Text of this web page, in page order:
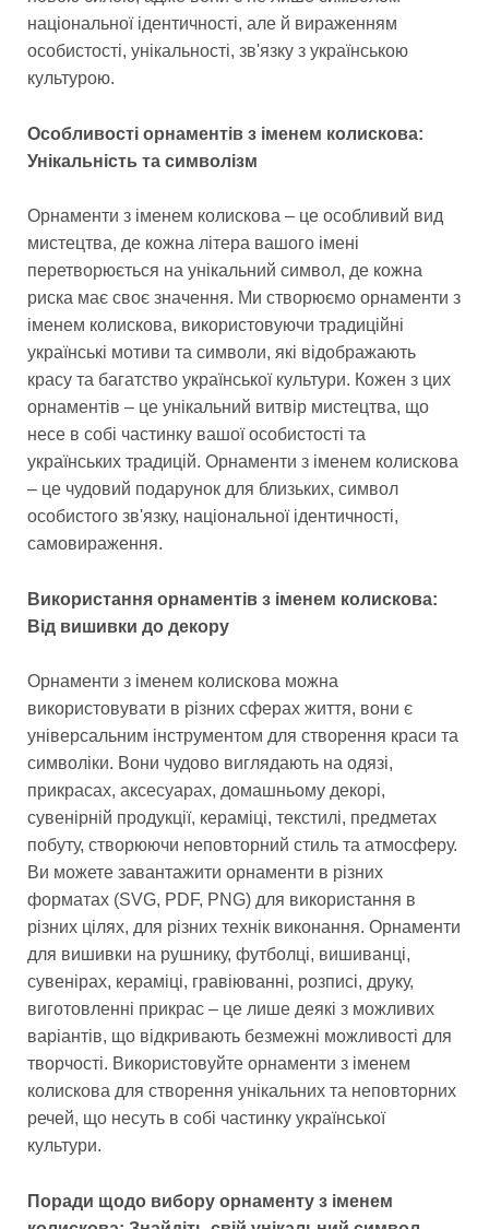
національної ідентичності, але й вираженням
особистості, унікальності, зв'язку з українською
культурою.
Особливості орнаментів з іменем колискова:
Унікальність та символізм
Орнаменти з іменем колискова – це особливий вид
мистецтва, де кожна літера вашого імені
перетворюється на унікальний символ, де кожна
риска має своє значення. Ми створюємо орнаменти з
іменем колискова, використовуючи традиційні
українські мотиви та символи, які відображають
красу та багатство української культури. Кожен з цих
орнаментів – це унікальний витвір мистецтва, що
несе в собі частинку вашої особистості та
українських традицій. Орнаменти з іменем колискова
– це чудовий подарунок для близьких, символ
особистого зв'язку, національної ідентичності,
самовираження.
Використання орнаментів з іменем колискова:
Від вишивки до декору
Орнаменти з іменем колискова можна
використовувати в різних сферах життя, вони є
універсальним інструментом для створення краси та
символіки. Вони чудово виглядають на одязі,
прикрасах, аксесуарах, домашньому декорі,
сувенірній продукції, кераміці, текстилі, предметах
побуту, створюючи неповторний стиль та атмосферу.
Ви можете завантажити орнаменти в різних
форматах (SVG, PDF, PNG) для використання в
різних цілях, для різних технік виконання. Орнаменти
для вишивки на рушнику, футболці, вишиванці,
сувенірах, кераміці, гравіюванні, розписі, друку,
виготовленні прикрас – це лише деякі з можливих
варіантів, що відкривають безмежні можливості для
творчості. Використовуйте орнаменти з іменем
колискова для створення унікальних та неповторних
речей, що несуть в собі частинку української
культури.
Поради щодо вибору орнаменту з іменем